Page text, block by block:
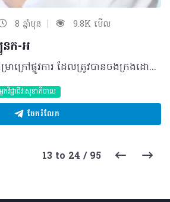
8 ឆ្នាំមុន | 9.8K មើល
នក-អ
ខាងក្រោមនេះ ជាក្បួនតម្រាក្រៅផ្លូវការ ដែលត្រូវបានចងក្រងដោយលោកគ្រូពេទ្យម្នាក់នេះ ជាមួយនឹងមិត្តរួមវិជ្ជាជីវៈមួយរូប... បើមានអ្វីខុសឆ្គង សូមធ្វើការណែនាំផង... រួមគ្នា បំពេញកាតព្វកិច្ចក្នុងវិជ្ជាជីវៈសុខាភិបាលជូនប្រជាពលរដ្ឋ ជាពិសេសអ្នកជំងឺប្រកបដោយប្រសិទ្ធភាព!!! ក- កុំឲ្យតម្លៃលើអ្វីផ្សេងច្រើនជាងភាពប្រសើរនៃសុខភាពអ្នកជំងឺ ខ- ខុសអ្វី ខុសបានតែហាមខុសក្បួនព្យាបាល គ- គោរពក្រមសីលធម៌វិជ្ជាជីវៈជាគ្រូពេទ្យ ឃ- ឃ្មាតខ្មីសិក្សាបន្ថែមទាំងចំណេះដឹង និងចំណេះធ្វើ ង- ងូតទឹក រក្សាអនាម័យខ្លួនឲ្យបានស្អាតបាតជានិច្ច ច- ចង់ចេះ ចង់ដឹង ចង់ជួយ ចង់ឃើញស្នាមញញឹមអ្នកជំងឺ ឆ- ឆ្លើយតបនឹងសំណួររបស់អ្នកជំងឺឲ្យបានសមរម្យ ជ- ជួួយសង្គ្រោះ និងព្យាបាលអ្នកជំងឺដោយគុណធម៌ ឈ- ឈឺជាម្តេចក្តី ពេទ្យទាំងប្រុសស្រី ត្រូវតែរឹងមាំ ញ- ញញឹមរក្សាជំហរ ទោះបីជានឿយហត់យ៉ាងណា ដ- ដរាបណាជំងឺនៅមានសង្ឃឹម ត្រូវព្យាយាមដល់ទីបំផុត ឋ- ឋានៈត្រឹមជាមនុស្សធម្មតាដែលដណ្តើមអ្នកជំងឺចេញពីយមរាជ ឌ- (អត់មានទេ...) ឍ- (អត់មានទេ…) ណ- ណែនាំអ្នកជំងឺពីក្បួនថែទាំសុខភាព ត- តែងតែពន្យល់ពីសភាពជំងឺ និងការព្យាបាលទៅកាន់អ្នកជំងឺ និងក្រុមគ្រួសារ ថ- ថែទាំអ្នកជំងឺដោយយកចិត្តទុកដាក់ ទ- ទោះជាមានរឿងអ្វីកើតឡើង ត្រូវឈរលើឆន្ទៈជាគ្រូពេទ្យជានិច្ច ធ- ធ្វើជាគំរូល្អដល់អ្នកជំនាន់ក្រោយ ន- នាំមកនូវក្តីសង្ឃឹម ស្នាមញញឹម សុខភាពរឹងមាំ និង សុខុមាលភាពជូនដល់អ្នកជំងឺ ប- បង្កើតទំនុកចិត្តរវាងអ្នកជំងឺ និងគ្រូពេទ្យ ផ- ផ្តល់ឱកាសដល់អ្នកជំងឺក្នុងការសួរសំណួរ ព- ព្យាបាលអ្នកជំងឺដោយគ្មានការរើសអើង ភ- ភ្លេចអ្វី ភ្លេចបាន តែហាមភ្លេចស្តេតូ ម- មិនទុកអ្នកជំងឺឲ្យនៅឈឺចាប់ យ- យកចិត្ត(អារម្មណ៍)អ្នកជំងឺដាក់ក្នុងចិត្ត(អារម្មណ៍)ខ្លួនឯង រ- រក្សាស្មារតីឲ្យបានរឹងមាំគ្រប់កាលៈទេសៈ ល- លំៗយកតែលុយមិនមែនជាគ្រូពេទ្យល្អទេ វ- វិនិច្ឆ័យជំងឺឲ្យបានល្អិតល្អន់ ស- សរសេរអក្សរមិនស្អាតក៏មិនអីដែរ តែឲ្យតែមើលយល់ ហ- ហ្វឹកហាត់ពង្រឹងជំនាញរបស់ខ្លួន ឡ- ឡិកឡក់ ឡេះឡោះ មិនមានក្នុងវចនានុក្រមរបស់គ្រូពេទ្យឡើយ អ- អនុវត្តតាមជំនាញដែលខ្លួនចេះ ©2018 រក្សាសិទ្ធិគ្រប់យ៉ាង​ដោយ Healthtime Corporation ចំពោះគ្រប់អត្ថបទដោយគ្មានផ្នែកណាមួយត្រូវបោះពុម្ពផ្សាយចូល ប្រព័ន្ធអ៊ីនធឺណែតឧបករណ៍អេឡិចត្រូនិកអាត់ជាសំឡេងឬថតចំលងគ្រប់រូបភាពដោយគ្មានការអនុញ្ញាតឡើយ
កវិជ្ជាជីវៈសុខាភិបាល
ចែករំលែក
13 to 24 / 95